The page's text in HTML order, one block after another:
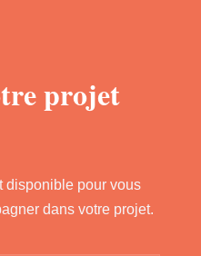
projet
disponible pour vous
dans votre projet.